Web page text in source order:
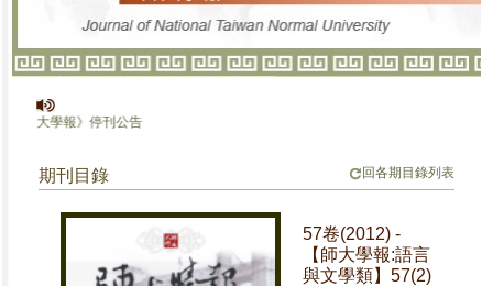
《師大學報》停刊公告
期刊目錄 回各期目錄列表
57卷(2012) -
【師大學報:語言
與文學類】57(2)